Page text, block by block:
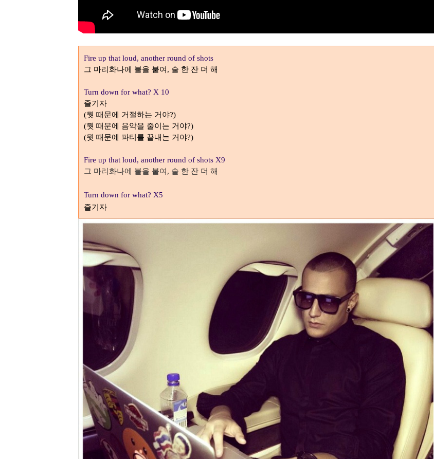
Fire up that loud, another round of shots
그 마리화나에 불을 붙여, 술 한 잔 더 해
Turn down for what? X 10
즐기자
(뭣 때문에 거절하는 거야?)
(뭣 때문에 음악을 줄이는 거야?)
(뭣 때문에 파티를 끝내는 거야?)
Fire up that loud, another round of shots X9
그 마리화나에 불을 붙여, 술 한 잔 더 해
Turn down for what? X5
즐기자